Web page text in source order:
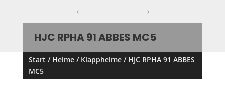
← →
HJC RPHA 91 ABBES MC5
Start / Helme/ Klapphelme/ HJC RPHA 91 ABBES
MC5